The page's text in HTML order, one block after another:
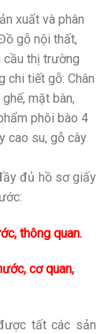
xuất và phân
gỗ nội thất,
cầu thị trường
chi tiết gỗ: Chân
mặt bàn,
phôi bào 4
cao su, gỗ cây
đủ hồ sơ giấy
thông quan.
cơ quan,
tất các sản